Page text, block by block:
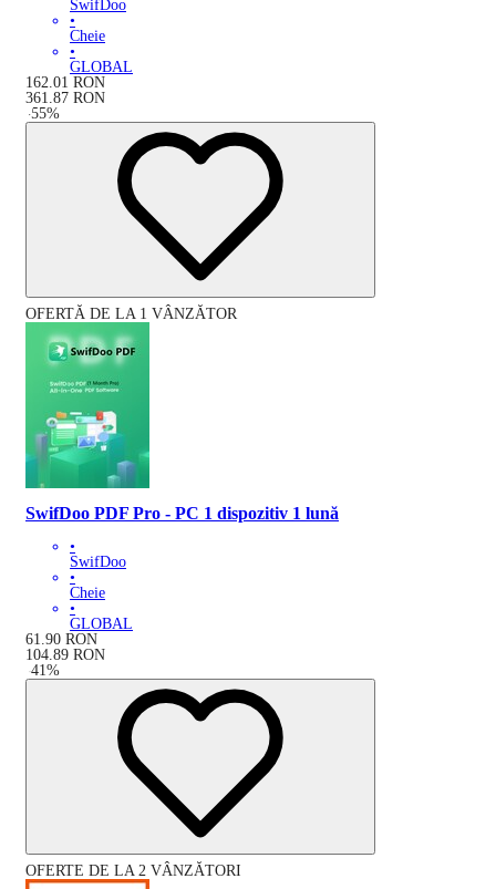
SwifDoo
•
Cheie
•
GLOBAL
162.01 RON
361.87 RON
-55%
OFERTĂ DE LA 1 VÂNZĂTOR
SwifDoo PDF Pro - PC 1 dispozitiv 1 lună
•
SwifDoo
•
Cheie
•
GLOBAL
61.90 RON
104.89 RON
-41%
OFERTE DE LA 2 VÂNZĂTORI